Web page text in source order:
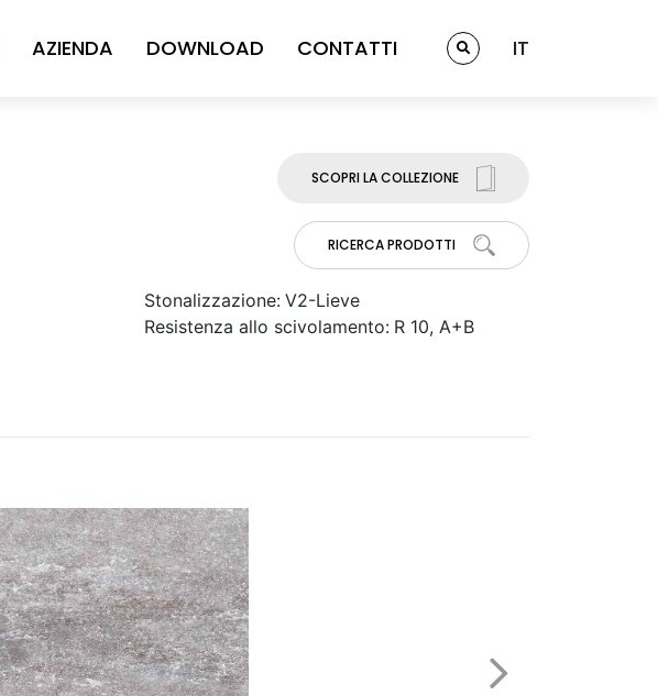
AZIENDA DOWNLOAD CONTATTI IT
SCOPRI LA COLLEZIONE
RICERCA PRODOTTI
Stonalizzazione: V2-Lieve
Resistenza allo scivolamento: R 10, A+B